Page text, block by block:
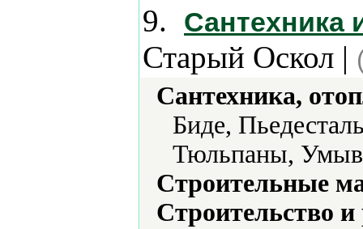
9. Сантехника
Старый Оскол |
Сантехника,
Биде,
Тюльпаны,
Строительные
Строительство